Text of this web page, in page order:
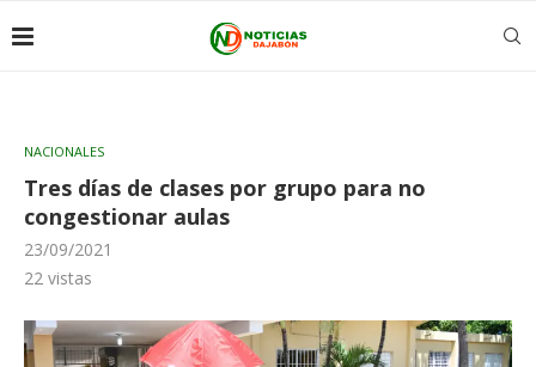
NACIONALES
Tres días de clases por grupo para no
congestionar aulas
23/09/2021
22 vistas